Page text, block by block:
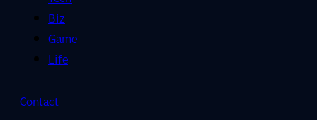
Biz
Game
Life
Contact